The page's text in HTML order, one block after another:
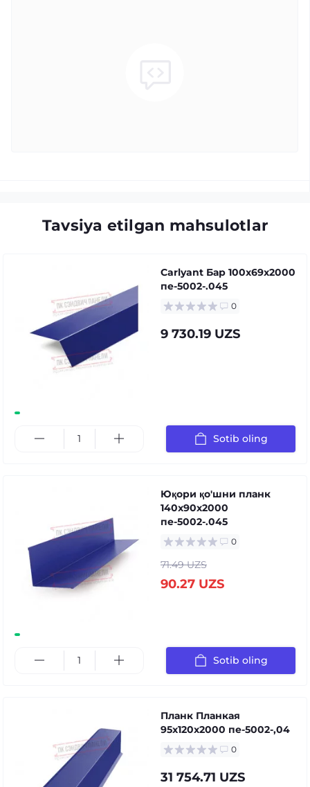
Tavsiya etilgan mahsulotlar
Carlyant Бар 100x69x2000
пе-5002-.045
0
9 730.19 UZS
Sotib oling
Юқори қо'шни планк
140x90x2000
пе-5002-.045
0
71.49 UZS
90.27 UZS
Sotib oling
Планк Планкая
95x120x2000 пе-5002-,04
0
31 754.71 UZS